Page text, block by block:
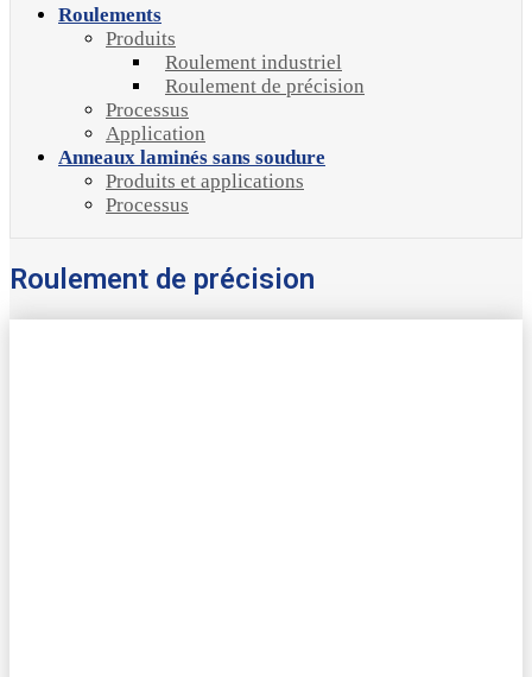
Roulements
Produits
Roulement industriel
Roulement de précision
Processus
Application
Anneaux laminés sans soudure
Produits et applications
Processus
Roulement de précision